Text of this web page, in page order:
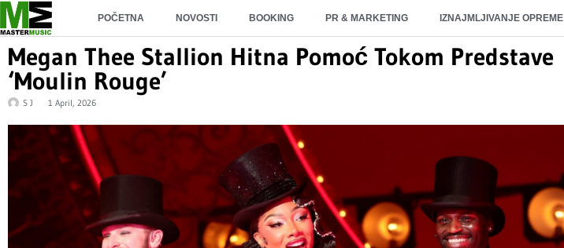
POČETNA NOVOSTI BOOKING PR & MARKETING IZNAJMLJIVANJE OPREME
Megan Thee Stallion Hitna Pomoć Tokom Predstave
‘Moulin Rouge’
S J 1 April, 2026